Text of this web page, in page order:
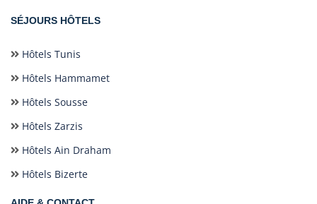
SÉJOURS HÔTELS
Hôtels Tunis
Hôtels Hammamet
Hôtels Sousse
Hôtels Zarzis
Hôtels Ain Draham
Hôtels Bizerte